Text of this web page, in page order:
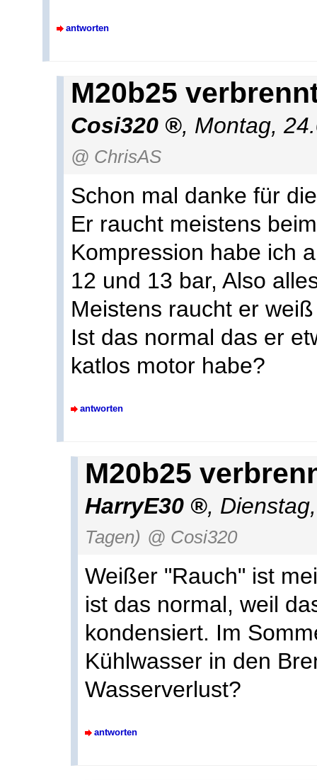
antworten
M20b25
Cosi320 , Montag,
@ ChrisAS
Schon mal danke für
Er raucht meistens
Kompression habe ich
12 und 13 bar, Also
Meistens raucht er
Ist das normal das er
katlos motor habe?
antworten
M20b25
HarryE30 ,
Tagen) @ Cosi320
Weißer "Rauch" ist
ist das normal, weil
kondensiert. Im
Kühlwasser in den
Wasserverlust?
antworten